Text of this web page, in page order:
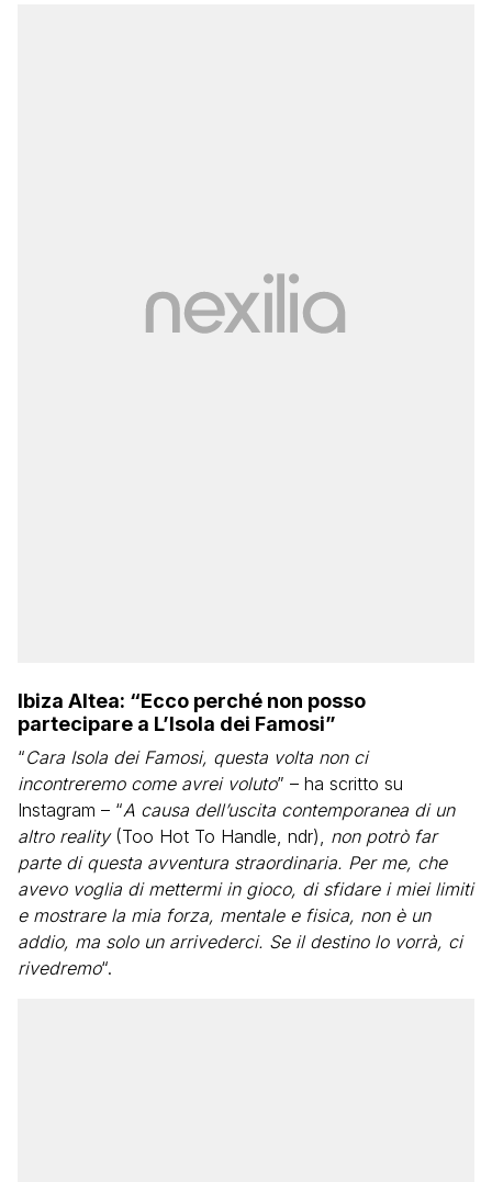
Ibiza Altea: “Ecco perché non posso
partecipare a L’Isola dei Famosi”
“Cara Isola dei Famosi, questa volta non ci
incontreremo come avrei voluto” – ha scritto su
Instagram – “A causa dell’uscita contemporanea di un
altro reality(Too Hot To Handle, ndr), non potrò far
parte di questa avventura straordinaria. Per me, che
avevo voglia di mettermi in gioco, di sfidare i miei limiti
e mostrare la mia forza, mentale e fisica, non è un
addio, ma solo un arrivederci. Se il destino lo vorrà, ci
rivedremo“.